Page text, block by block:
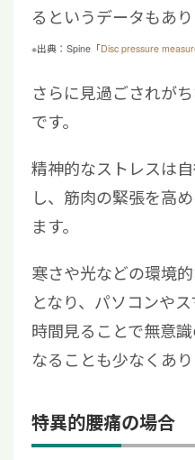
るというデータもあり
※出典：Spine「Disc pressure
さらに見過ごされが
です。
精神的なストレスは
し、筋肉の緊張を高
ます。
寒さや光などの環境
となり、パソコンや
時間見ることで無意
なることも少なくあり
特異的腰痛の場合